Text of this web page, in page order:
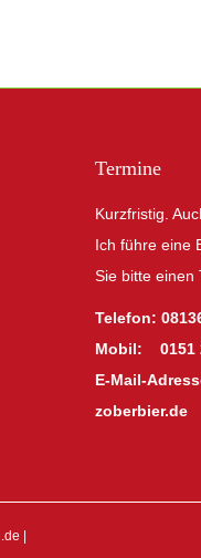
Termine
Kurzfristig.
Ich führe eine
Sie bitte einen
Telefon:
Mobil: 0151
E-Mail-
zoberbier.de